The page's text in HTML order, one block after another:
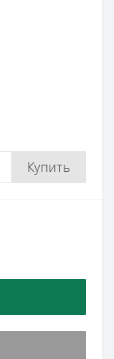
Купить